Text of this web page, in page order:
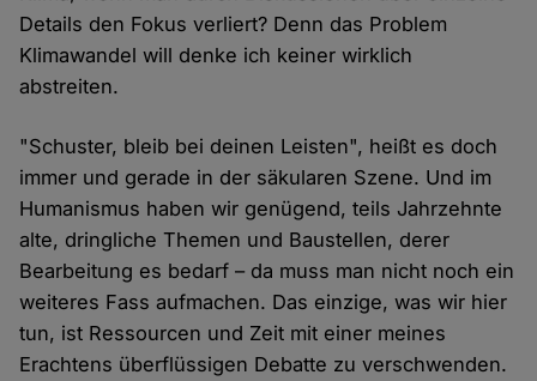
Details den Fokus verliert? Denn das Problem
Klimawandel will denke ich keiner wirklich
abstreiten.
"Schuster, bleib bei deinen Leisten", heißt es doch
immer und gerade in der säkularen Szene. Und im
Humanismus haben wir genügend, teils Jahrzehnte
alte, dringliche Themen und Baustellen, derer
Bearbeitung es bedarf – da muss man nicht noch ein
weiteres Fass aufmachen. Das einzige, was wir hier
tun, ist Ressourcen und Zeit mit einer meines
Erachtens überflüssigen Debatte zu verschwenden.